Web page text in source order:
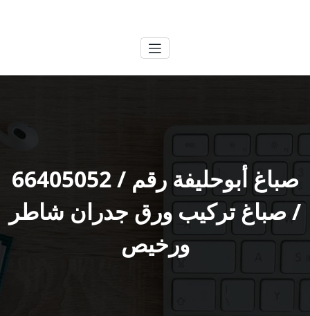
صباغ أبوحليفة رقم / 66405052
/ صباغ تركيب ورق جدران شاطر
ورخيص